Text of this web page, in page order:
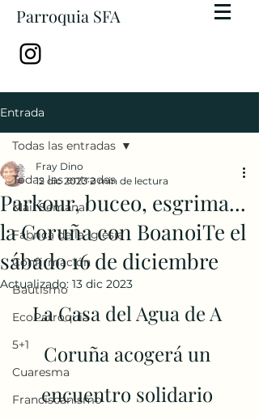
Parroquia SFA
Entrada
Todas las entradas
Mail Semanal
Fábrica de la Iglesia
Confirmación
Bautismo
EcoParroquia
5+1
Cuaresma
Franciscanismo
Todas las entradas
Parkour, buceo, esgrima...
la Coruña con BoanoiTe el
sábado 16 de diciembre
Fray Dino
12 dic 2023 2 min de lectura
Actualizado: 13 dic 2023
La Casa del Agua de A
Coruña acogerá un
encuentro solidario